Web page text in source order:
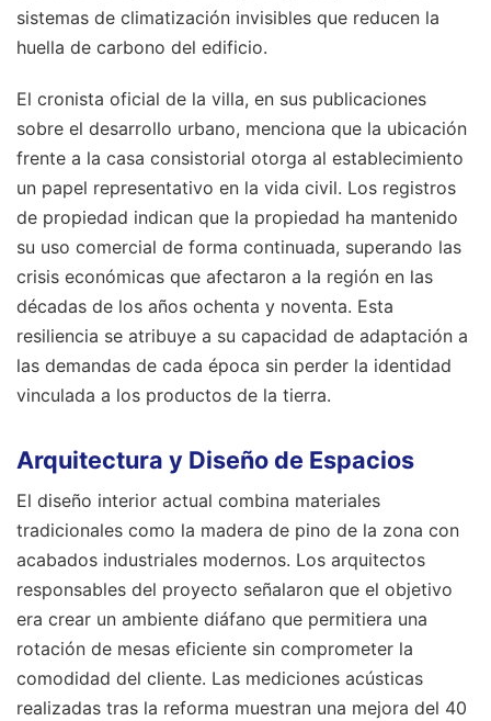
sistemas de climatización invisibles que reducen la
huella de carbono del edificio.
El cronista oficial de la villa, en sus publicaciones
sobre el desarrollo urbano, menciona que la ubicación
frente a la casa consistorial otorga al establecimiento
un papel representativo en la vida civil. Los registros
de propiedad indican que la propiedad ha mantenido
su uso comercial de forma continuada, superando las
crisis económicas que afectaron a la región en las
décadas de los años ochenta y noventa. Esta
resiliencia se atribuye a su capacidad de adaptación a
las demandas de cada época sin perder la identidad
vinculada a los productos de la tierra.
Arquitectura y Diseño de Espacios
El diseño interior actual combina materiales
tradicionales como la madera de pino de la zona con
acabados industriales modernos. Los arquitectos
responsables del proyecto señalaron que el objetivo
era crear un ambiente diáfano que permitiera una
rotación de mesas eficiente sin comprometer la
comodidad del cliente. Las mediciones acústicas
realizadas tras la reforma muestran una mejora del 40